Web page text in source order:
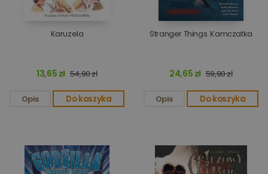
Karuzela
13,65 zł 54,90 zł
Opis Do koszyka
Stranger Things. Kamczatka
24,65 zł 59,90 zł
Opis Do koszyka